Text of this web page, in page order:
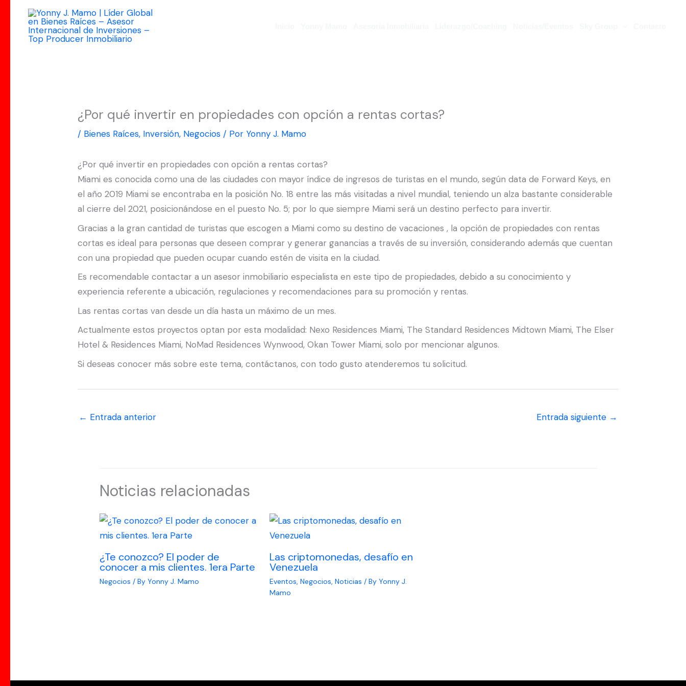
contenido
¿Por qué invertir en propiedades con opción a rentas cortas?
/ Bienes Raíces, Inversión, Negocios / Por Yonny J. Mamo
¿Por qué invertir en propiedades con opción a rentas cortas?
Miami es conocida como una de las ciudades con mayor índice de ingresos de turistas en el mundo, según data de Forward Keys, en
el año 2019 Miami se encontraba en la posición No. 18 entre las más visitadas a nivel mundial, teniendo un alza bastante considerable
al cierre del 2021, posicionándose en el puesto No. 5; por lo que siempre Miami será un destino perfecto para invertir.
Gracias a la gran cantidad de turistas que escogen a Miami como su destino de vacaciones , la opción de propiedades con rentas
cortas es ideal para personas que deseen comprar y generar ganancias a través de su inversión, considerando además que cuentan
con una propiedad que pueden ocupar cuando estén de visita en la ciudad.
Es recomendable contactar a un asesor inmobiliario especialista en este tipo de propiedades, debido a su conocimiento y
experiencia referente a ubicación, regulaciones y recomendaciones para su promoción y rentas.
Las rentas cortas van desde un día hasta un máximo de un mes.
Actualmente estos proyectos optan por esta modalidad: Nexo Residences Miami, The Standard Residences Midtown Miami, The Elser
Hotel & Residences Miami, NoMad Residences Wynwood, Okan Tower Miami, solo por mencionar algunos.
Si deseas conocer más sobre este tema, contáctanos, con todo gusto atenderemos tu solicitud.
← Entrada anterior Entrada siguiente →
Noticias relacionadas
¿Te conozco? El poder de
conocer a mis clientes. 1era Parte
Negocios / By Yonny J. Mamo
Las criptomonedas, desafío en
Venezuela
Eventos, Negocios, Noticias / By Yonny J.
Mamo